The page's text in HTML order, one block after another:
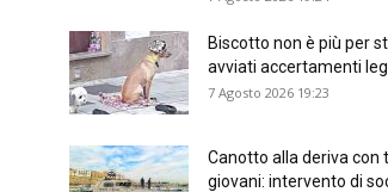
Biscotto non è più per
avviati accertamenti
7 Agosto 2026 19:23
Canotto alla deriva con
giovani: intervento di